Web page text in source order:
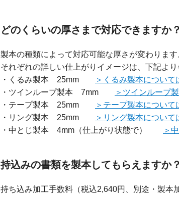
どのくらいの厚さまで対応できますか
製本の種類によって対応可能な厚さが変わります
それぞれの詳しい仕上がりイメージは、下記よ
・くるみ製本 25mm
＞くるみ製本について
・ツインループ製本 7mm
＞ツインループ
・テープ製本 25mm
＞テープ製本について
・リング製本 25mm
＞リング製本について
・中とじ製本 4mm（仕上がり状態で）
＞
持込みの書類を製本してもらえますか
持ち込み加工手数料（税込2,640円、別途・製本